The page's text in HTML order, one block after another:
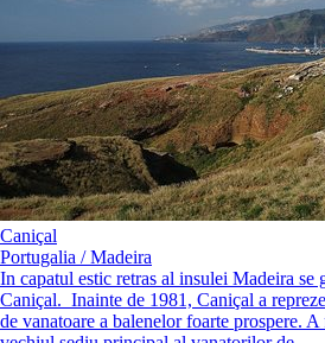
Caniçal
Portugalia / Madeira
In capatul estic retras al insulei Madeira se
Caniçal. Inainte de 1981, Caniçal a
de vanatoare a balenelor foarte prospere.